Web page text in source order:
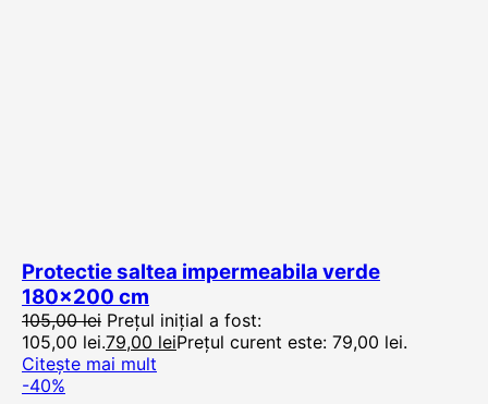
Protectie saltea impermeabila verde
180×200 cm
105,00lei Prețul inițial a fost:
105,00 lei.79,00 leiPrețul curent este: 79,00 lei.
Citește mai mult
-40%